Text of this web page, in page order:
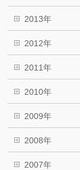
2013年
2012年
2011年
2010年
2009年
2008年
2007年